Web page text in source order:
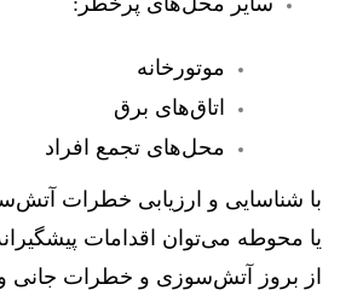
موتورخانه
اتاق‌های برق
محل‌های تجمع افراد
با شناسایی و ارزیابی خطرات
یا محوطه می‌توان اقدامات
از بروز آتش‌سوزی و خطرات جانی